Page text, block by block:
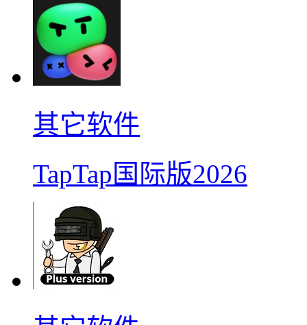
其它软件
TapTap国际版2026